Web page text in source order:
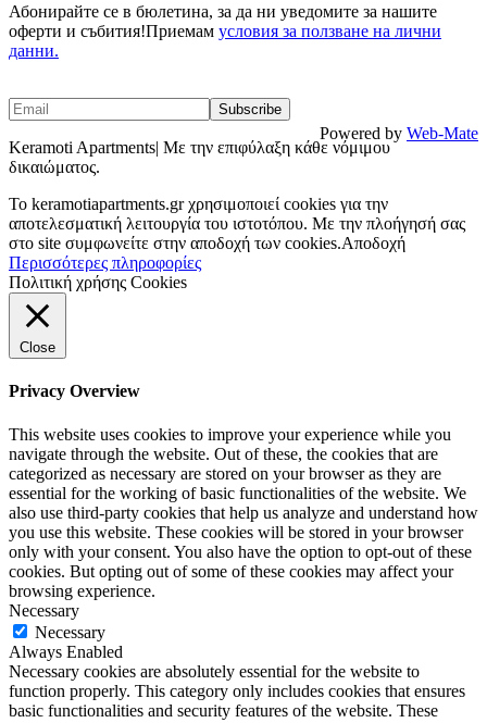
Абонирайте се в бюлетина, за да ни уведомите за нашите
оферти и събития!Приемам условия за ползване на лични
данни.
Keramoti Apartments| Με την επιφύλαξη κάθε νόμιμου
δικαιώματος.
Powered by Web-Mate
To keramotiapartments.gr χρησιμοποιεί cookies για την
αποτελεσματική λειτουργία του ιστοτόπου. Με την πλοήγησή σας
στο site συμφωνείτε στην αποδοχή των cookies.Αποδοχή
Περισσότερες πληροφορίες
Πολιτική χρήσης Cookies
Close
Privacy Overview
This website uses cookies to improve your experience while you
navigate through the website. Out of these, the cookies that are
categorized as necessary are stored on your browser as they are
essential for the working of basic functionalities of the website. We
also use third-party cookies that help us analyze and understand how
you use this website. These cookies will be stored in your browser
only with your consent. You also have the option to opt-out of these
cookies. But opting out of some of these cookies may affect your
browsing experience.
Necessary
Necessary
Always Enabled
Necessary cookies are absolutely essential for the website to
function properly. This category only includes cookies that ensures
basic functionalities and security features of the website. These